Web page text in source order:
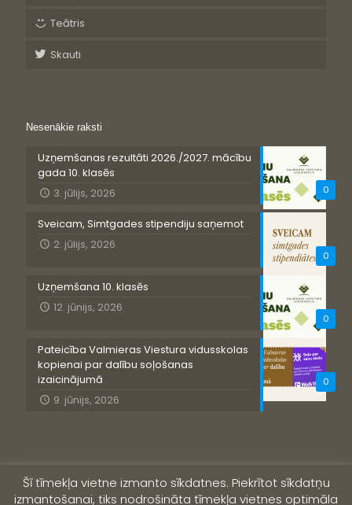
Teātris
Skauti
Nesenākie raksti
0
Uzņemšanas rezultāti 2026./2027. mācību
gada 10. klasēs
3. jūlijs, 2026
0
Sveicam, Simtgades stipendiju saņemot
2. jūlijs, 2026
0
Uzņemšana 10. klasēs
12. jūnijs, 2026
0
Pateicība Valmieras Viestura vidusskolas
kopienai par dalību soļošanas
izaicinājumā
9. jūnijs, 2026
Šī tīmekļa vietne izmanto sīkdatnes. Piekrītot sīkdatņu
izmantošanai, tiks nodrošināta tīmekļa vietnes optimāla